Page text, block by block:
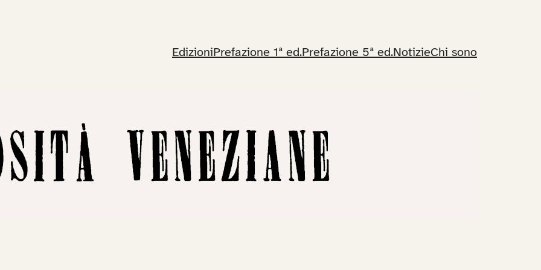
EdizioniPrefazione 1ª ed.Prefazione 5ª ed.NotizieChi sono